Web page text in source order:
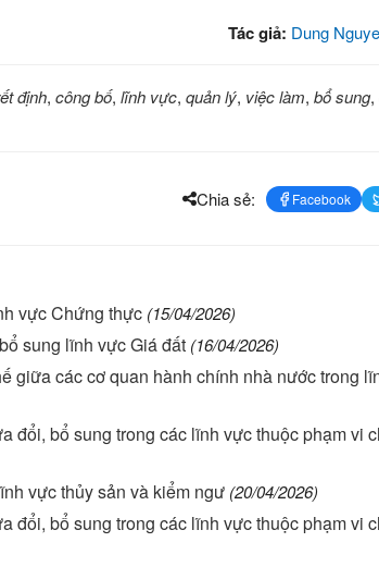
Tác giả: Dung
định, công bố, lĩnh vực, quản lý, việc làm, bổ sung,
Chia sẻ: Facebook
vực Chứng thực (15/04/2026)
sung lĩnh vực Giá đất (16/04/2026)
giữa các cơ quan hành chính nhà nước trong
đổi, bổ sung trong các lĩnh vực thuộc phạm vi
vực thủy sản và kiểm ngư (20/04/2026)
đổi, bổ sung trong các lĩnh vực thuộc phạm vi